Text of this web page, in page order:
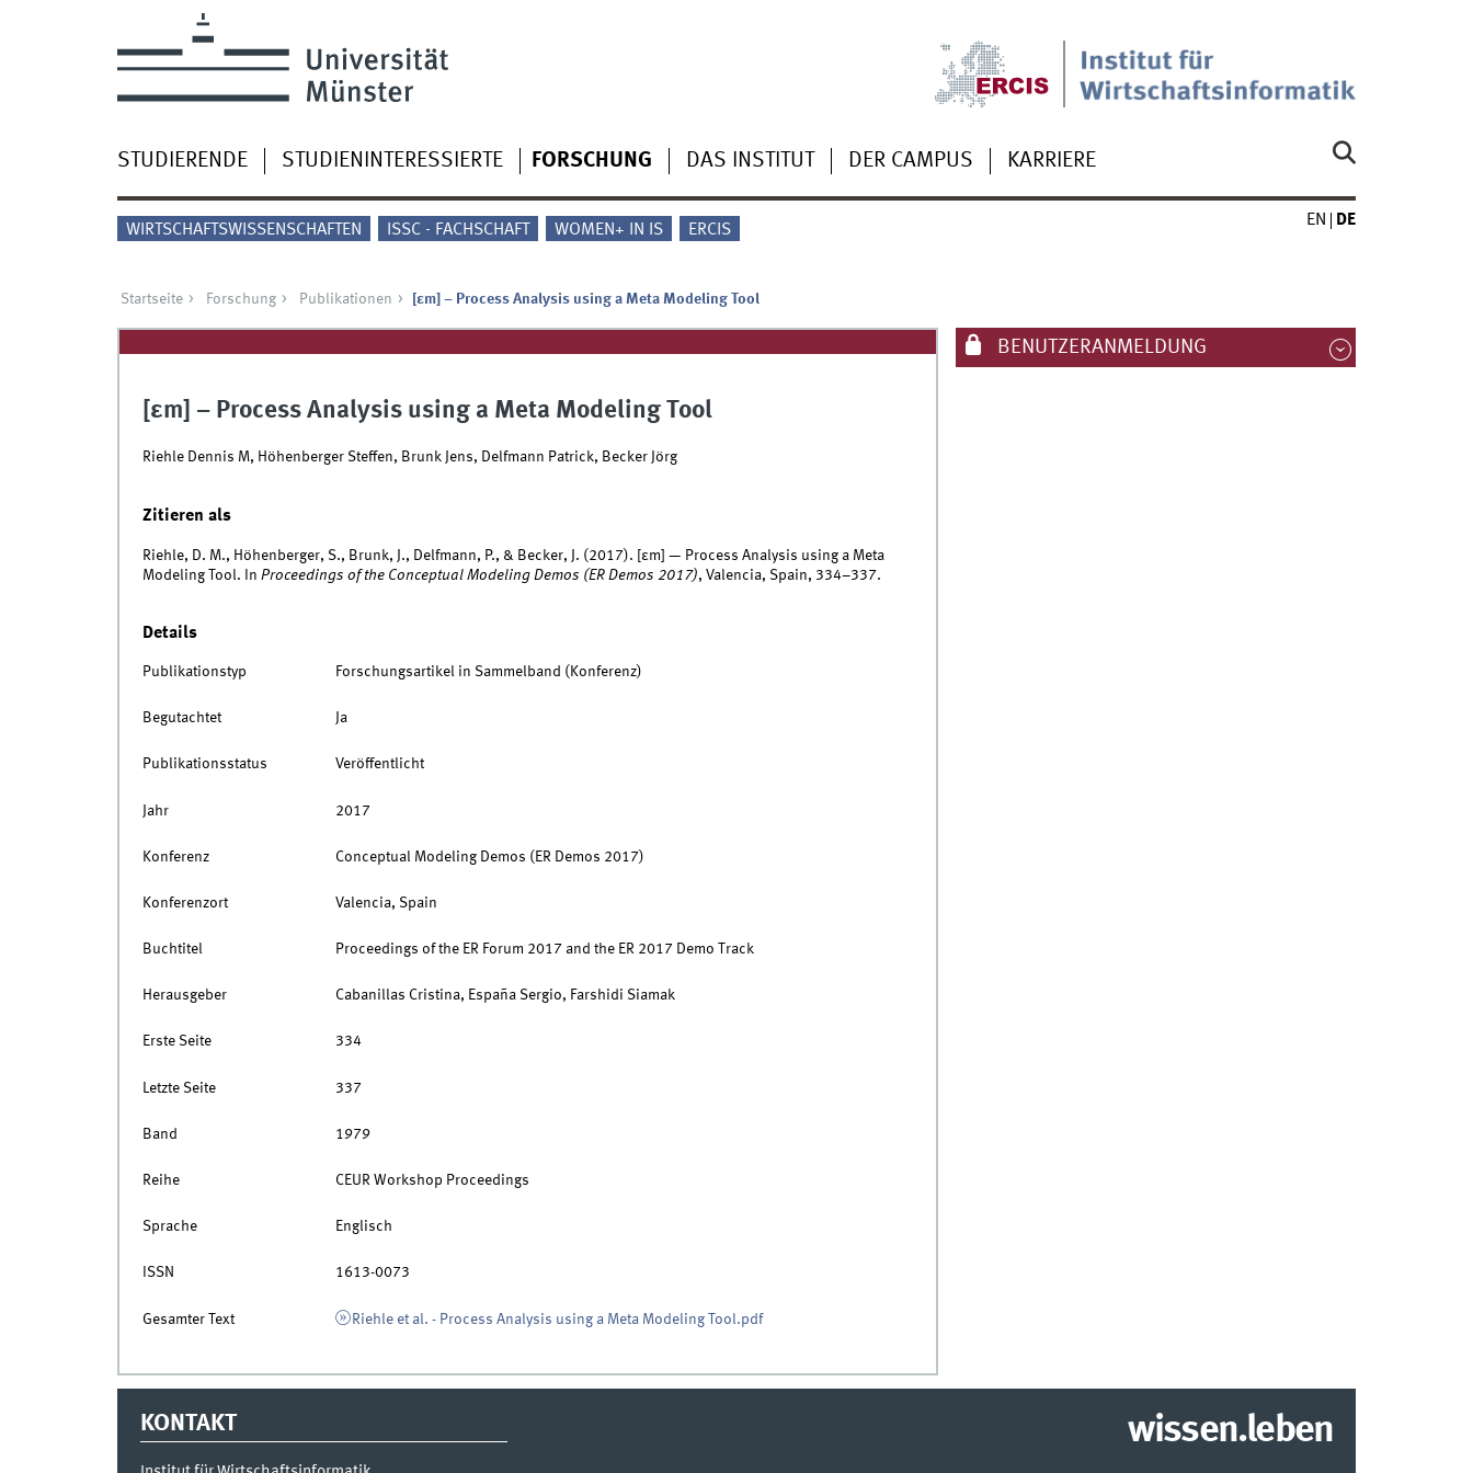
STUDIERENDE STUDIENINTERESSIERTE FORSCHUNG DAS INSTITUT DER CAMPUS KARRIERE
WIRTSCHAFTSWISSENSCHAFTEN ISSC - FACHSCHAFT WOMEN+ IN IS ERCIS
EN DE
Startseite Forschung Publikationen [εm] – Process Analysis using a Meta Modeling Tool
[εm] – Process Analysis using a Meta Modeling Tool
Riehle Dennis M, Höhenberger Steffen, Brunk Jens, Delfmann Patrick, Becker Jörg
Zitieren als
Riehle, D. M., Höhenberger, S., Brunk, J., Delfmann, P., & Becker, J. (2017). [εm] — Process Analysis using a Meta
Modeling Tool. In Proceedings of the Conceptual Modeling Demos (ER Demos 2017), Valencia, Spain, 334–337.
Details
Publikationstyp Forschungsartikel in Sammelband (Konferenz)
Begutachtet Ja
Publikationsstatus Veröffentlicht
Jahr 2017
Konferenz Conceptual Modeling Demos (ER Demos 2017)
Konferenzort Valencia, Spain
Buchtitel Proceedings of the ER Forum 2017 and the ER 2017 Demo Track
Herausgeber Cabanillas Cristina, España Sergio, Farshidi Siamak
Erste Seite 334
Letzte Seite 337
Band 1979
Reihe CEUR Workshop Proceedings
Sprache Englisch
ISSN 1613-0073
Gesamter Text Riehle et al. - Process Analysis using a Meta Modeling Tool.pdf
BENUTZERANMELDUNG
KONTAKT wissen.leben